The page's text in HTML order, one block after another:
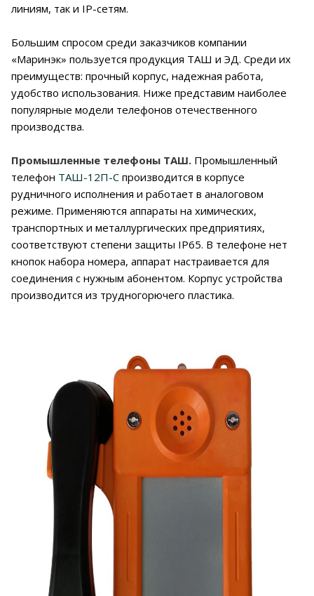
линиям, так и IP-сетям.
Большим спросом среди заказчиков компании
«Маринэк» пользуется продукция ТАШ и ЭД. Среди их
преимуществ: прочный корпус, надежная работа,
удобство использования. Ниже представим наиболее
популярные модели телефонов отечественного
производства.
Промышленные телефоны ТАШ. Промышленный
телефон ТАШ-12П-С производится в корпусе
рудничного исполнения и работает в аналоговом
режиме. Применяются аппараты на химических,
транспортных и металлургических предприятиях,
соответствуют степени защиты IP65. В телефоне нет
кнопок набора номера, аппарат настраивается для
соединения с нужным абонентом. Корпус устройства
производится из трудногорючего пластика.